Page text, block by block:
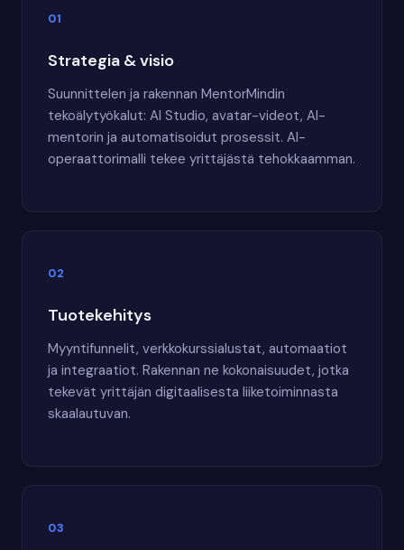
01
Strategia & visio
Suunnittelen ja rakennan MentorMindin
tekoälytyökalut: AI Studio, avatar-videot, AI-
mentorin ja automatisoidut prosessit. AI-
operaattorimalli tekee yrittäjästä tehokkaamman.
02
Tuotekehitys
Myyntifunnelit, verkkokurssialustat, automaatiot
ja integraatiot. Rakennan ne kokonaisuudet, jotka
tekevät yrittäjän digitaalisesta liiketoiminnasta
skaalautuvan.
03